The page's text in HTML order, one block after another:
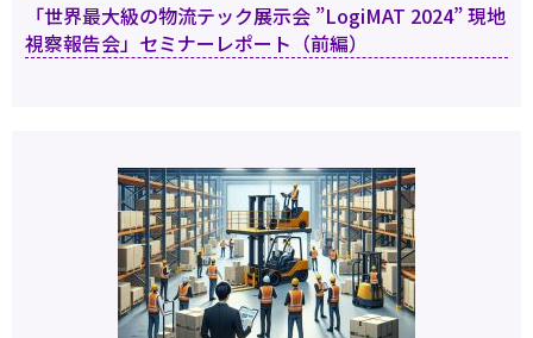
「世界最大級の物流テック展示会 ”LogiMAT 2024” 現地
視察報告会」セミナーレポート（前編）